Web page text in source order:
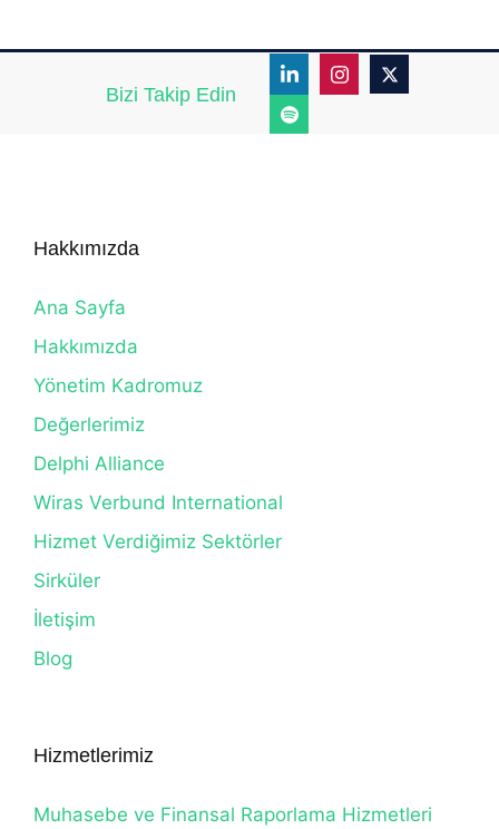
Bizi Takip Edin
Hakkımızda
Ana Sayfa
Hakkımızda
Yönetim Kadromuz
Değerlerimiz
Delphi Alliance
Wiras Verbund International
Hizmet Verdiğimiz Sektörler
Sirküler
İletişim
Blog
Hizmetlerimiz
Muhasebe ve Finansal Raporlama Hizmetleri